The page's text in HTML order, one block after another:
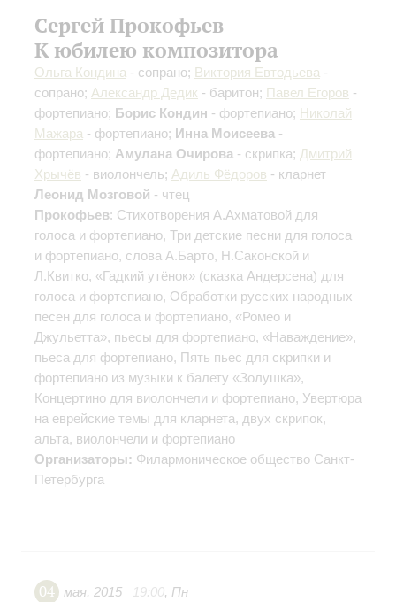
Сергей Прокофьев
К юбилею композитора
Ольга Кондина - сопрано; Виктория Евтодьева -
сопрано; Александр Дедик - баритон; Павел Егоров -
фортепиано; Борис Кондин - фортепиано; Николай
Мажара - фортепиано; Инна Моисеева -
фортепиано; Амулана Очирова - скрипка; Дмитрий
Хрычёв - виолончель; Адиль Фёдоров - кларнет
Леонид Мозговой - чтец
Прокофьев: Стихотворения А.Ахматовой для
голоса и фортепиано, Три детские песни для голоса
и фортепиано, слова A.Барто, Н.Саконской и
Л.Квитко, «Гадкий утёнок» (сказка Андерсена) для
голоса и фортепиано, Обработки русских народных
песен для голоса и фортепиано, «Ромео и
Джульетта», пьесы для фортепиано, «Наваждение»,
пьеса для фортепиано, Пять пьес для скрипки и
фортепиано из музыки к балету «Золушка»,
Концертино для виолончели и фортепиано, Увертюра
на еврейские темы для кларнета, двух скрипок,
альта, виолончели и фортепиано
Организаторы: Филармоническое общество Санкт-
Петербурга
04 мая, 2015 19:00, Пн